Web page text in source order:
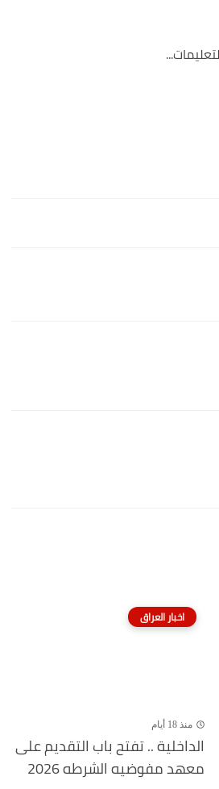
اخبار العراق
منذ 18 أيام
الداخلية .. تفتح باب التقديم على
معهد مفوضيه الشرطه 2026